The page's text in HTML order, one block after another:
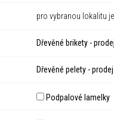
pro vybranou lokalitu
Dřevěné brikety -
Dřevěné pelety -
Podpalové lamelky